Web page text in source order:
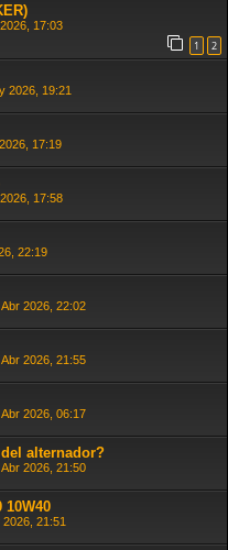
17:03
1 2
2026, 19:21
17:19
17:58
22:19
Abr 2026, 22:02
Abr 2026, 21:55
Abr 2026, 06:17
alternador?
Abr 2026, 21:50
10W40
2026, 21:51